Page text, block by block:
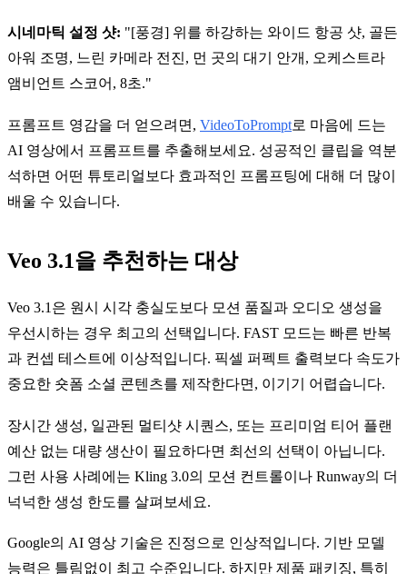
시네마틱 설정 샷: "[풍경] 위를 하강하는 와이드 항공 샷, 골든
아워 조명, 느린 카메라 전진, 먼 곳의 대기 안개, 오케스트라
앰비언트 스코어, 8초."
프롬프트 영감을 더 얻으려면, VideoToPrompt로 마음에 드는
AI 영상에서 프롬프트를 추출해보세요. 성공적인 클립을 역분
석하면 어떤 튜토리얼보다 효과적인 프롬프팅에 대해 더 많이
배울 수 있습니다.
Veo 3.1을 추천하는 대상
Veo 3.1은 원시 시각 충실도보다 모션 품질과 오디오 생성을
우선시하는 경우 최고의 선택입니다. FAST 모드는 빠른 반복
과 컨셉 테스트에 이상적입니다. 픽셀 퍼펙트 출력보다 속도가
중요한 숏폼 소셜 콘텐츠를 제작한다면, 이기기 어렵습니다.
장시간 생성, 일관된 멀티샷 시퀀스, 또는 프리미엄 티어 플랜
예산 없는 대량 생산이 필요하다면 최선의 선택이 아닙니다.
그런 사용 사례에는 Kling 3.0의 모션 컨트롤이나 Runway의 더
넉넉한 생성 한도를 살펴보세요.
Google의 AI 영상 기술은 진정으로 인상적입니다. 기반 모델
능력은 틀림없이 최고 수준입니다. 하지만 제품 패키징, 특히